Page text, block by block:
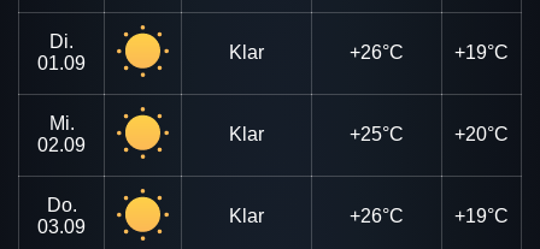
Di.
01.09
Klar +26°C +19°C
Mi.
02.09
Klar +25°C +20°C
Do.
03.09
Klar +26°C +19°C